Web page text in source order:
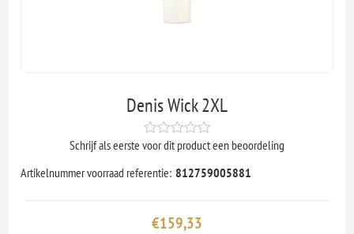
Denis Wick 2XL
Schrijf als eerste voor dit product een beoordeling
Artikelnummer voorraad referentie: 812759005881
€159,33